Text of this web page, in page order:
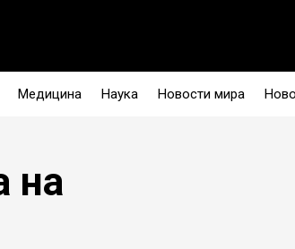
Медицина Наука Новости мира
на